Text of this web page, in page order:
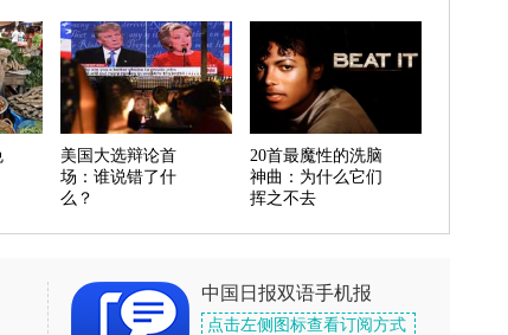
美国大选辩论首
场：谁说错了什
么？
20首最魔性的洗脑
神曲：为什么它们
挥之不去
中国日报双语手机报
点击左侧图标查看订阅方式